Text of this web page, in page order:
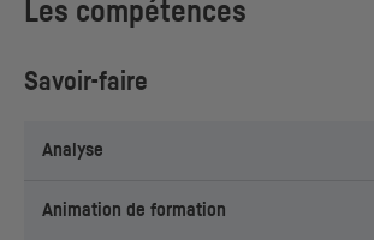
Les compétences
Savoir-faire
Analyse
Animation de formation